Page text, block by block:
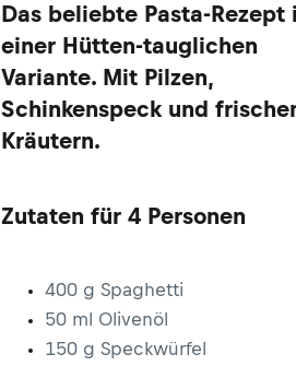
Das beliebte Pasta-Rezept
einer Hütten-tauglichen
Variante. Mit Pilzen,
Schinkenspeck und
Kräutern.
Zutaten für 4 Personen
400 g Spaghetti
50 ml Olivenöl
150 g Speckwürfel